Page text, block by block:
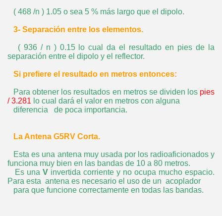
( 468 /n ) 1.05 o sea 5 % más largo que el dipolo.
3- Separación entre los elementos.
( 936 / n ) 0.15 lo cual da el resultado en pies de la
separación entre el dipolo y el reflector.
Si prefiere el resultado en metros entonces:
Para obtener los resultados en metros se dividen los pies
/ 3.281 lo cual dará el valor en metros con alguna
diferencia de poca importancia.
La Antena G5RV Corta.
Esta es una antena muy usada por los radioaficionados y
funciona muy bien en las bandas de 10 a 80 metros.
Es una V invertida corriente y no ocupa mucho espacio.
Para esta antena es necesario el uso de un acoplador
para que funcione correctamente en todas las bandas.